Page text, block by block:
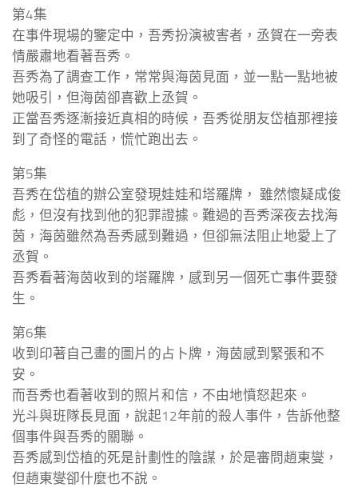
第4集
在事件現場的鑒定中，吾秀扮演被害者，丞賀在一旁表
情嚴肅地看著吾秀。
吾秀為了調查工作，常常與海茵見面，並一點一點地被
她吸引，但海茵卻喜歡上丞賀。
正當吾秀逐漸接近真相的時候，吾秀從朋友岱植那裡接
到了奇怪的電話，慌忙跑出去。
第5集
吾秀在岱植的辦公室發現娃娃和塔羅牌， 雖然懷疑成俊
彪，但沒有找到他的犯罪證據。難過的吾秀深夜去找海
茵，海茵雖然為吾秀感到難過，但卻無法阻止地愛上了
丞賀。
吾秀看著海茵收到的塔羅牌，感到另一個死亡事件要發
生。
第6集
收到印著自己畫的圖片的占卜牌，海茵感到緊張和不
安。
而吾秀也看著收到的照片和信，不由地憤怒起來。
光斗與班隊長見面，說起12年前的殺人事件，告訴他整
個事件與吾秀的關聯。
吾秀感到岱植的死是計劃性的陰謀，於是審問趙東燮，
但趙東燮卻什麼也不說。